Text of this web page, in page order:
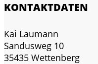
KONTAKTDATEN
Kai Laumann
Sandusweg 10
35435 Wettenberg